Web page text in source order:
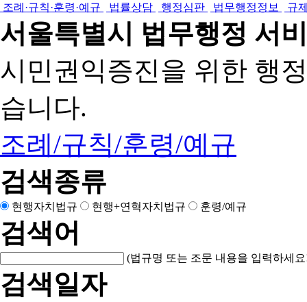
조례·규칙·훈령·예규 법률상담 행정심판 법무행정정보 규
서울특별시 법무행정 서
시민권익증진을 위한 행
습니다.
조례/규칙/훈령/예규
검색종류
현행자치법규 현행+연혁자치법규 훈령/예규
검색어
(법규명 또는 조문 내용을 입력하세
검색일자